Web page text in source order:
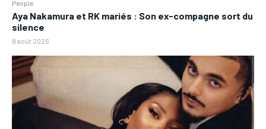
People
Aya Nakamura et RK mariés : Son ex-compagne sort du
silence
8 août 2026